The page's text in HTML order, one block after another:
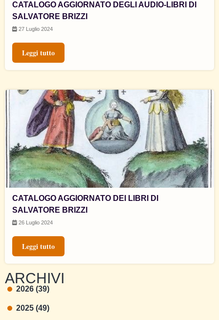
CATALOGO AGGIORNATO DEGLI AUDIO-LIBRI DI
SALVATORE BRIZZI
27 Luglio 2024
Leggi tutto
CATALOGO AGGIORNATO DEI LIBRI DI
SALVATORE BRIZZI
26 Luglio 2024
Leggi tutto
ARCHIVI
2026 (39)
2025 (49)